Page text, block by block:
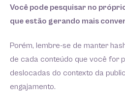
Você pode pesquisar no
que estão gerando mais
Porém, lembre-se de manter
de cada conteúdo que você for
deslocadas do contexto da
engajamento.